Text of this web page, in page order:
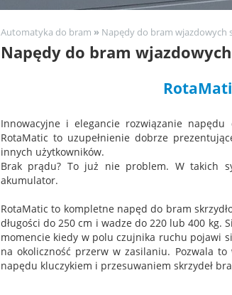
Napędy do bram
Automatyka do bram » Napędy do bram wjazdowych
Innowacyjne i elegancie rozwiązanie
RotaMatic to uzupełnienie dobrze
innych użytkowników.
Brak prądu? To już nie problem. W takich
akumulator.
RotaMatic to kompletne napęd do bram
długości do 250 cm i wadze do 220 lub 400 kg.
momencie kiedy w polu czujnika ruchu pojawi
na okoliczność przerw w zasilaniu. Pozwala
napędu kluczykiem i przesuwaniem skrzydeł